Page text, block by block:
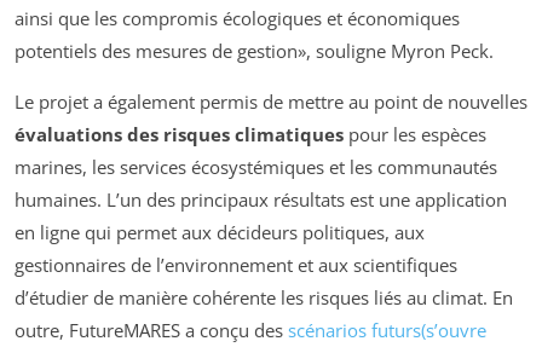
ainsi que les compromis écologiques et économiques
potentiels des mesures de gestion», souligne Myron Peck.
Le projet a également permis de mettre au point de nouvelles
évaluations des risques climatiques pour les espèces
marines, les services écosystémiques et les communautés
humaines. L’un des principaux résultats est une application
en ligne qui permet aux décideurs politiques, aux
gestionnaires de l’environnement et aux scientifiques
d’étudier de manière cohérente les risques liés au climat. En
outre, FutureMARES a conçu des scénarios futurs(s’ouvre